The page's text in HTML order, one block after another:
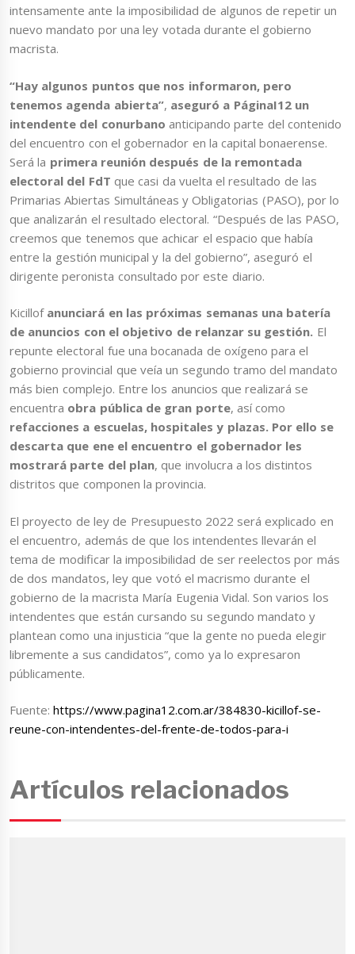
intensamente ante la imposibilidad de algunos de repetir un
nuevo mandato por una ley votada durante el gobierno
macrista.
“Hay algunos puntos que nos informaron, pero
tenemos agenda abierta”, aseguró a PáginaI12 un
intendente del conurbano anticipando parte del contenido
del encuentro con el gobernador en la capital bonaerense.
Será la primera reunión después de la remontada
electoral del FdT que casi da vuelta el resultado de las
Primarias Abiertas Simultáneas y Obligatorias (PASO), por lo
que analizarán el resultado electoral. “Después de las PASO,
creemos que tenemos que achicar el espacio que había
entre la gestión municipal y la del gobierno”, aseguró el
dirigente peronista consultado por este diario.
Kicillof anunciará en las próximas semanas una batería
de anuncios con el objetivo de relanzar su gestión. El
repunte electoral fue una bocanada de oxígeno para el
gobierno provincial que veía un segundo tramo del mandato
más bien complejo. Entre los anuncios que realizará se
encuentra obra pública de gran porte, así como
refacciones a escuelas, hospitales y plazas. Por ello se
descarta que ene el encuentro el gobernador les
mostrará parte del plan, que involucra a los distintos
distritos que componen la provincia.
El proyecto de ley de Presupuesto 2022 será explicado en
el encuentro, además de que los intendentes llevarán el
tema de modificar la imposibilidad de ser reelectos por más
de dos mandatos, ley que votó el macrismo durante el
gobierno de la macrista María Eugenia Vidal. Son varios los
intendentes que están cursando su segundo mandato y
plantean como una injusticia “que la gente no pueda elegir
libremente a sus candidatos”, como ya lo expresaron
públicamente.
Fuente:https://www.pagina12.com.ar/384830-kicillof-se-
reune-con-intendentes-del-frente-de-todos-para-i
Artículos relacionados